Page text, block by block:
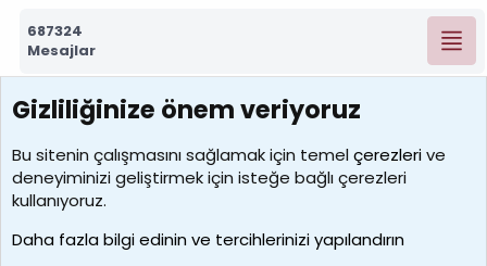
687324
Mesajlar
7390
Kullanıcılar
MosesBrownHayranı
Son üye
Gizliliğinize önem veriyoruz
Bu sitenin çalışmasını sağlamak için temelçerezlerive
deneyiminizi geliştirmek için isteğe bağlı çerezleri
kullanıyoruz.
Daha fazla bilgi edinin ve tercihlerinizi yapılandırın